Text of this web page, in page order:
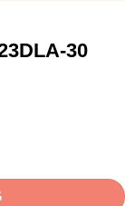
30
lượng